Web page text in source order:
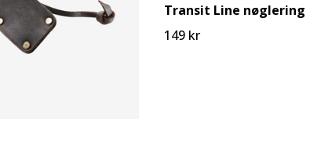
Transit Line nøglering
149 kr